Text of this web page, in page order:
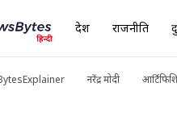
देश राजनीति
नरेंद्र मोदी